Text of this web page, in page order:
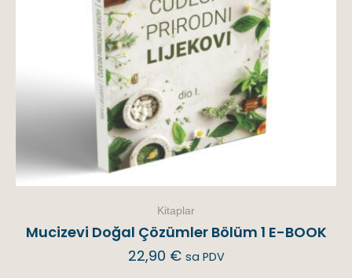
Kitaplar
Mucizevi Doğal Çözümler Bölüm 1 E-BOOK
22,90 € sa PDV